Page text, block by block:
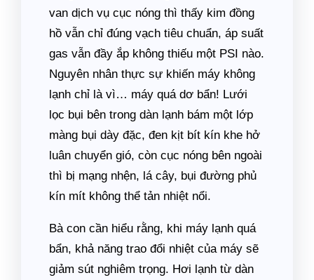
van dịch vụ cục nóng thì thấy kim đồng
hồ vẫn chỉ đúng vạch tiêu chuẩn, áp suất
gas vẫn đầy ắp không thiếu một PSI nào.
Nguyên nhân thực sự khiến máy không
lạnh chỉ là vì… máy quá dơ bẩn! Lưới
lọc bụi bên trong dàn lạnh bám một lớp
màng bụi dày đặc, đen kịt bít kín khe hở
luân chuyển gió, còn cục nóng bên ngoài
thì bị mạng nhện, lá cây, bụi đường phủ
kín mít không thể tản nhiệt nổi.
Bà con cần hiểu rằng, khi máy lạnh quá
bẩn, khả năng trao đổi nhiệt của máy sẽ
giảm sút nghiêm trọng. Hơi lạnh từ dàn